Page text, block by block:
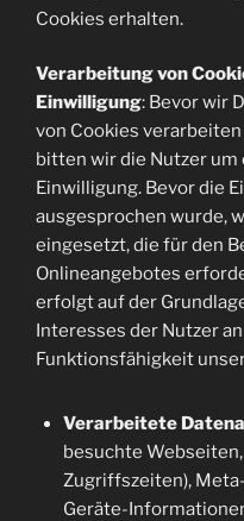
Cookies erhalten.
Verarbeitung von
Einwilligung: Bevor wir
von Cookies
bitten wir die Nutzer
Einwilligung. Bevor die
ausgesprochen wurde,
eingesetzt, die für den
Onlineangebotes
erfolgt auf der
Interesses der Nutzer
Funktionsfähigkeit
Verarbeitete
besuchte
Zugriffszeiten),
Geräte-